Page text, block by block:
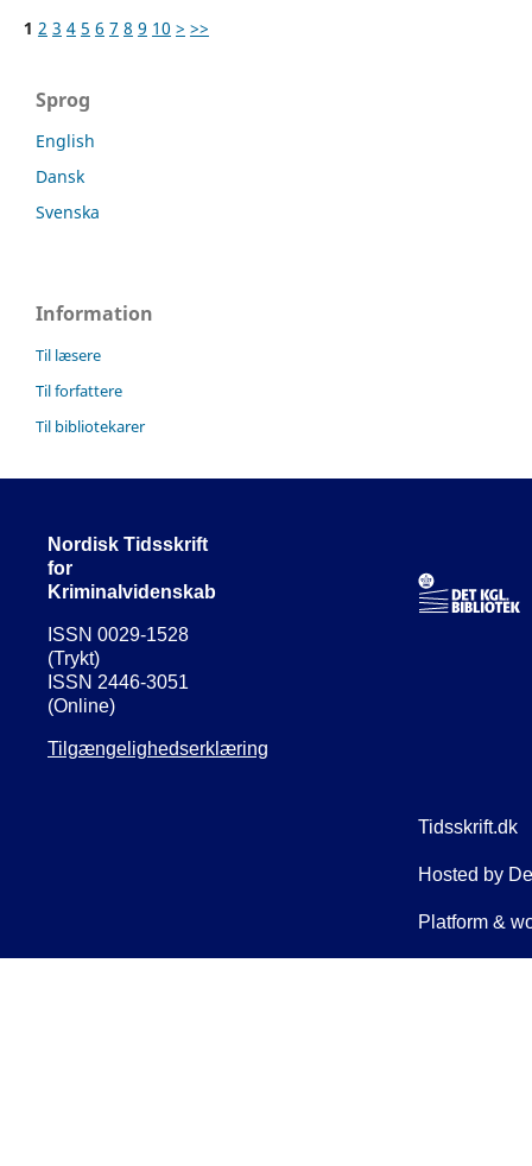
1 2 3 4 5 6 7 8 9 10 > >>
Sprog
English
Dansk
Svenska
Information
Til læsere
Til forfattere
Til bibliotekarer
Nordisk Tidsskrift
for
Kriminalvidenskab
ISSN 0029-1528
(Trykt)
ISSN 2446-3051
(Online)
Tilgængelighedserklæring